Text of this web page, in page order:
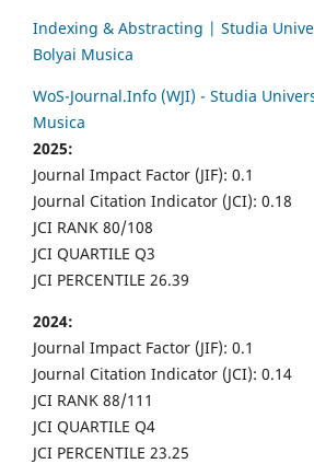
Indexing & Abstracting | Studia
Bolyai Musica
WoS-Journal.Info (WJI) - Studia
Musica
2025:
Journal Impact Factor (JIF): 0.1
Journal Citation Indicator (JCI): 0.18
JCI RANK 80/108
JCI QUARTILE Q3
JCI PERCENTILE 26.39
2024:
Journal Impact Factor (JIF): 0.1
Journal Citation Indicator (JCI): 0.14
JCI RANK 88/111
JCI QUARTILE Q4
JCI PERCENTILE 23.25